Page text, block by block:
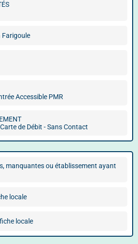
Farigoule
Accessible PMR
de Débit - Sans Contact
manquantes ou établissement ayant
locale
locale